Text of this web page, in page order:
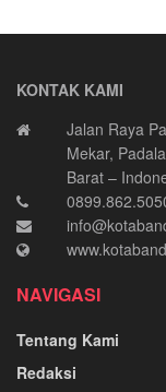
KONTAK KAMI
Jalan Raya
Mekar,
Barat –
NAVIGASI
Tentang Kami
Redaksi